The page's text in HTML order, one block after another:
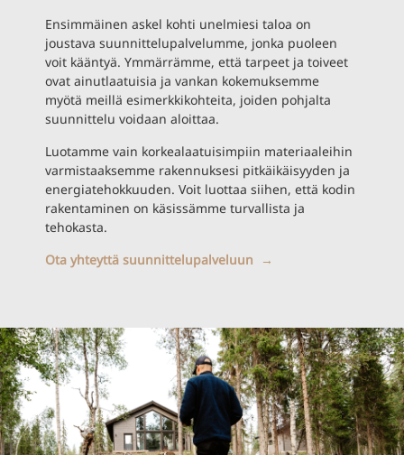
Ensimmäinen askel kohti unelmiesi taloa on
joustava suunnittelupalvelumme, jonka puoleen
voit kääntyä. Ymmärrämme, että tarpeet ja toiveet
ovat ainutlaatuisia ja vankan kokemuksemme
myötä meillä esimerkkikohteita, joiden pohjalta
suunnittelu voidaan aloittaa.
Luotamme vain korkealaatuisimpiin materiaaleihin
varmistaaksemme rakennuksesi pitkäikäisyyden ja
energiatehokkuuden. Voit luottaa siihen, että kodin
rakentaminen on käsissämme turvallista ja
tehokasta.
Ota yhteyttä suunnittelupalveluun →